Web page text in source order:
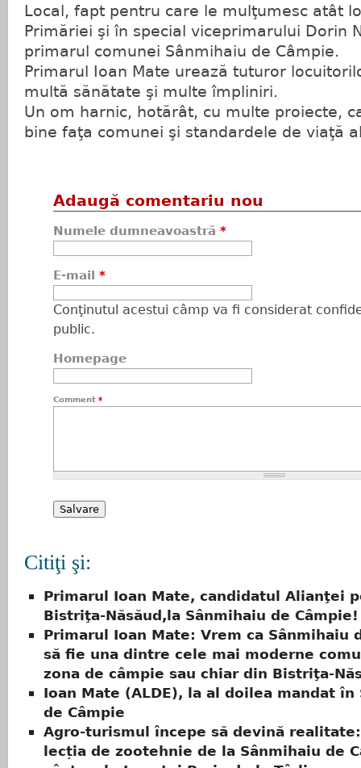
Local, fapt pentru care le mulţumesc atât
Primăriei şi în special viceprimarului Dorin
primarul comunei Sânmihaiu de Câmpie.
Primarul Ioan Mate urează tuturor
multă sănătate şi multe împliniri.
Un om harnic, hotărât, cu multe proiecte,
bine faţa comunei şi standardele de viaţă
Adaugă comentariu nou
Numele dumneavoastră *
E-mail *
Conţinutul acestui câmp va fi considerat
public.
Homepage
Comment *
Citiţi şi:
Primarul Ioan Mate, candidatul Alianţei
Bistriţa-Năsăud,la Sânmihaiu de Câmpie!
Primarul Ioan Mate: Vrem ca Sânmihaiu
să fie una dintre cele mai moderne
zona de câmpie sau chiar din Bistriţa-
Ioan Mate (ALDE), la al doilea mandat în
de Câmpie
Agro-turismul începe să devină
lecția de zootehnie de la Sânmihaiu de